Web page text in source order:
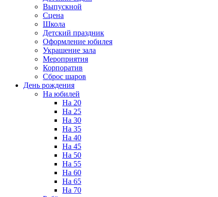
Выпускной
Сцена
Школа
Детский праздник
Оформление юбилея
Украшение зала
Мероприятия
Корпоратив
Сброс шаров
День рождения
На юбилей
На 20
На 25
На 30
На 35
На 40
На 45
На 50
На 55
На 60
На 65
На 70